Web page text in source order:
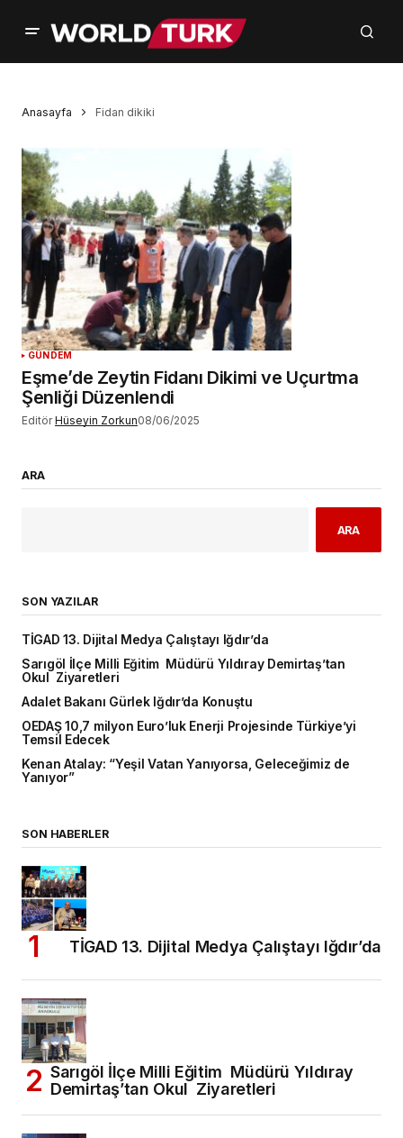
Anasayfa Fidan dikiki
GÜNDEM
Eşme’de Zeytin Fidanı Dikimi ve Uçurtma
Şenliği Düzenlendi
Editör Hüseyin Zorkun08/06/2025
ARA
ARA
SON YAZILAR
TİGAD 13. Dijital Medya Çalıştayı Iğdır’da
Sarıgöl İlçe Milli Eğitim Müdürü Yıldıray Demirtaş’tan
Okul Ziyaretleri
Adalet Bakanı Gürlek Iğdır’da Konuştu
OEDAŞ 10,7 milyon Euro’luk Enerji Projesinde Türkiye’yi
Temsil Edecek
Kenan Atalay: “Yeşil Vatan Yanıyorsa, Geleceğimiz de
Yanıyor”
SON HABERLER
TİGAD 13. Dijital Medya Çalıştayı Iğdır’da
Sarıgöl İlçe Milli Eğitim Müdürü Yıldıray
Demirtaş’tan Okul Ziyaretleri